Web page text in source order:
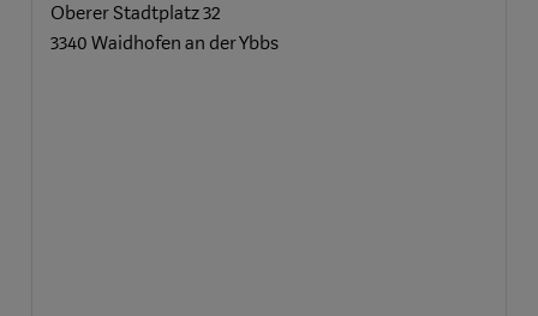
Oberer Stadtplatz 32
3340 Waidhofen an der Ybbs